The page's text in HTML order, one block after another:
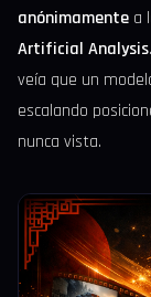
anónimamente a
Artificial Analysis
veía que un
escalando
nunca vista.